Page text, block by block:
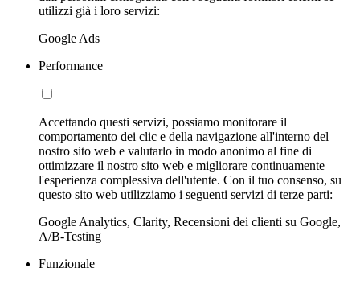
utilizzi già i loro servizi:
Google Ads
Performance
Accettando questi servizi, possiamo monitorare il
comportamento dei clic e della navigazione all'interno del
nostro sito web e valutarlo in modo anonimo al fine di
ottimizzare il nostro sito web e migliorare continuamente
l'esperienza complessiva dell'utente. Con il tuo consenso, su
questo sito web utilizziamo i seguenti servizi di terze parti:
Google Analytics, Clarity, Recensioni dei clienti su Google,
A/B-Testing
Funzionale